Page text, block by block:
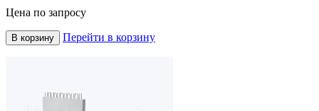
Цена по запросу
В корзину Перейти в корзину